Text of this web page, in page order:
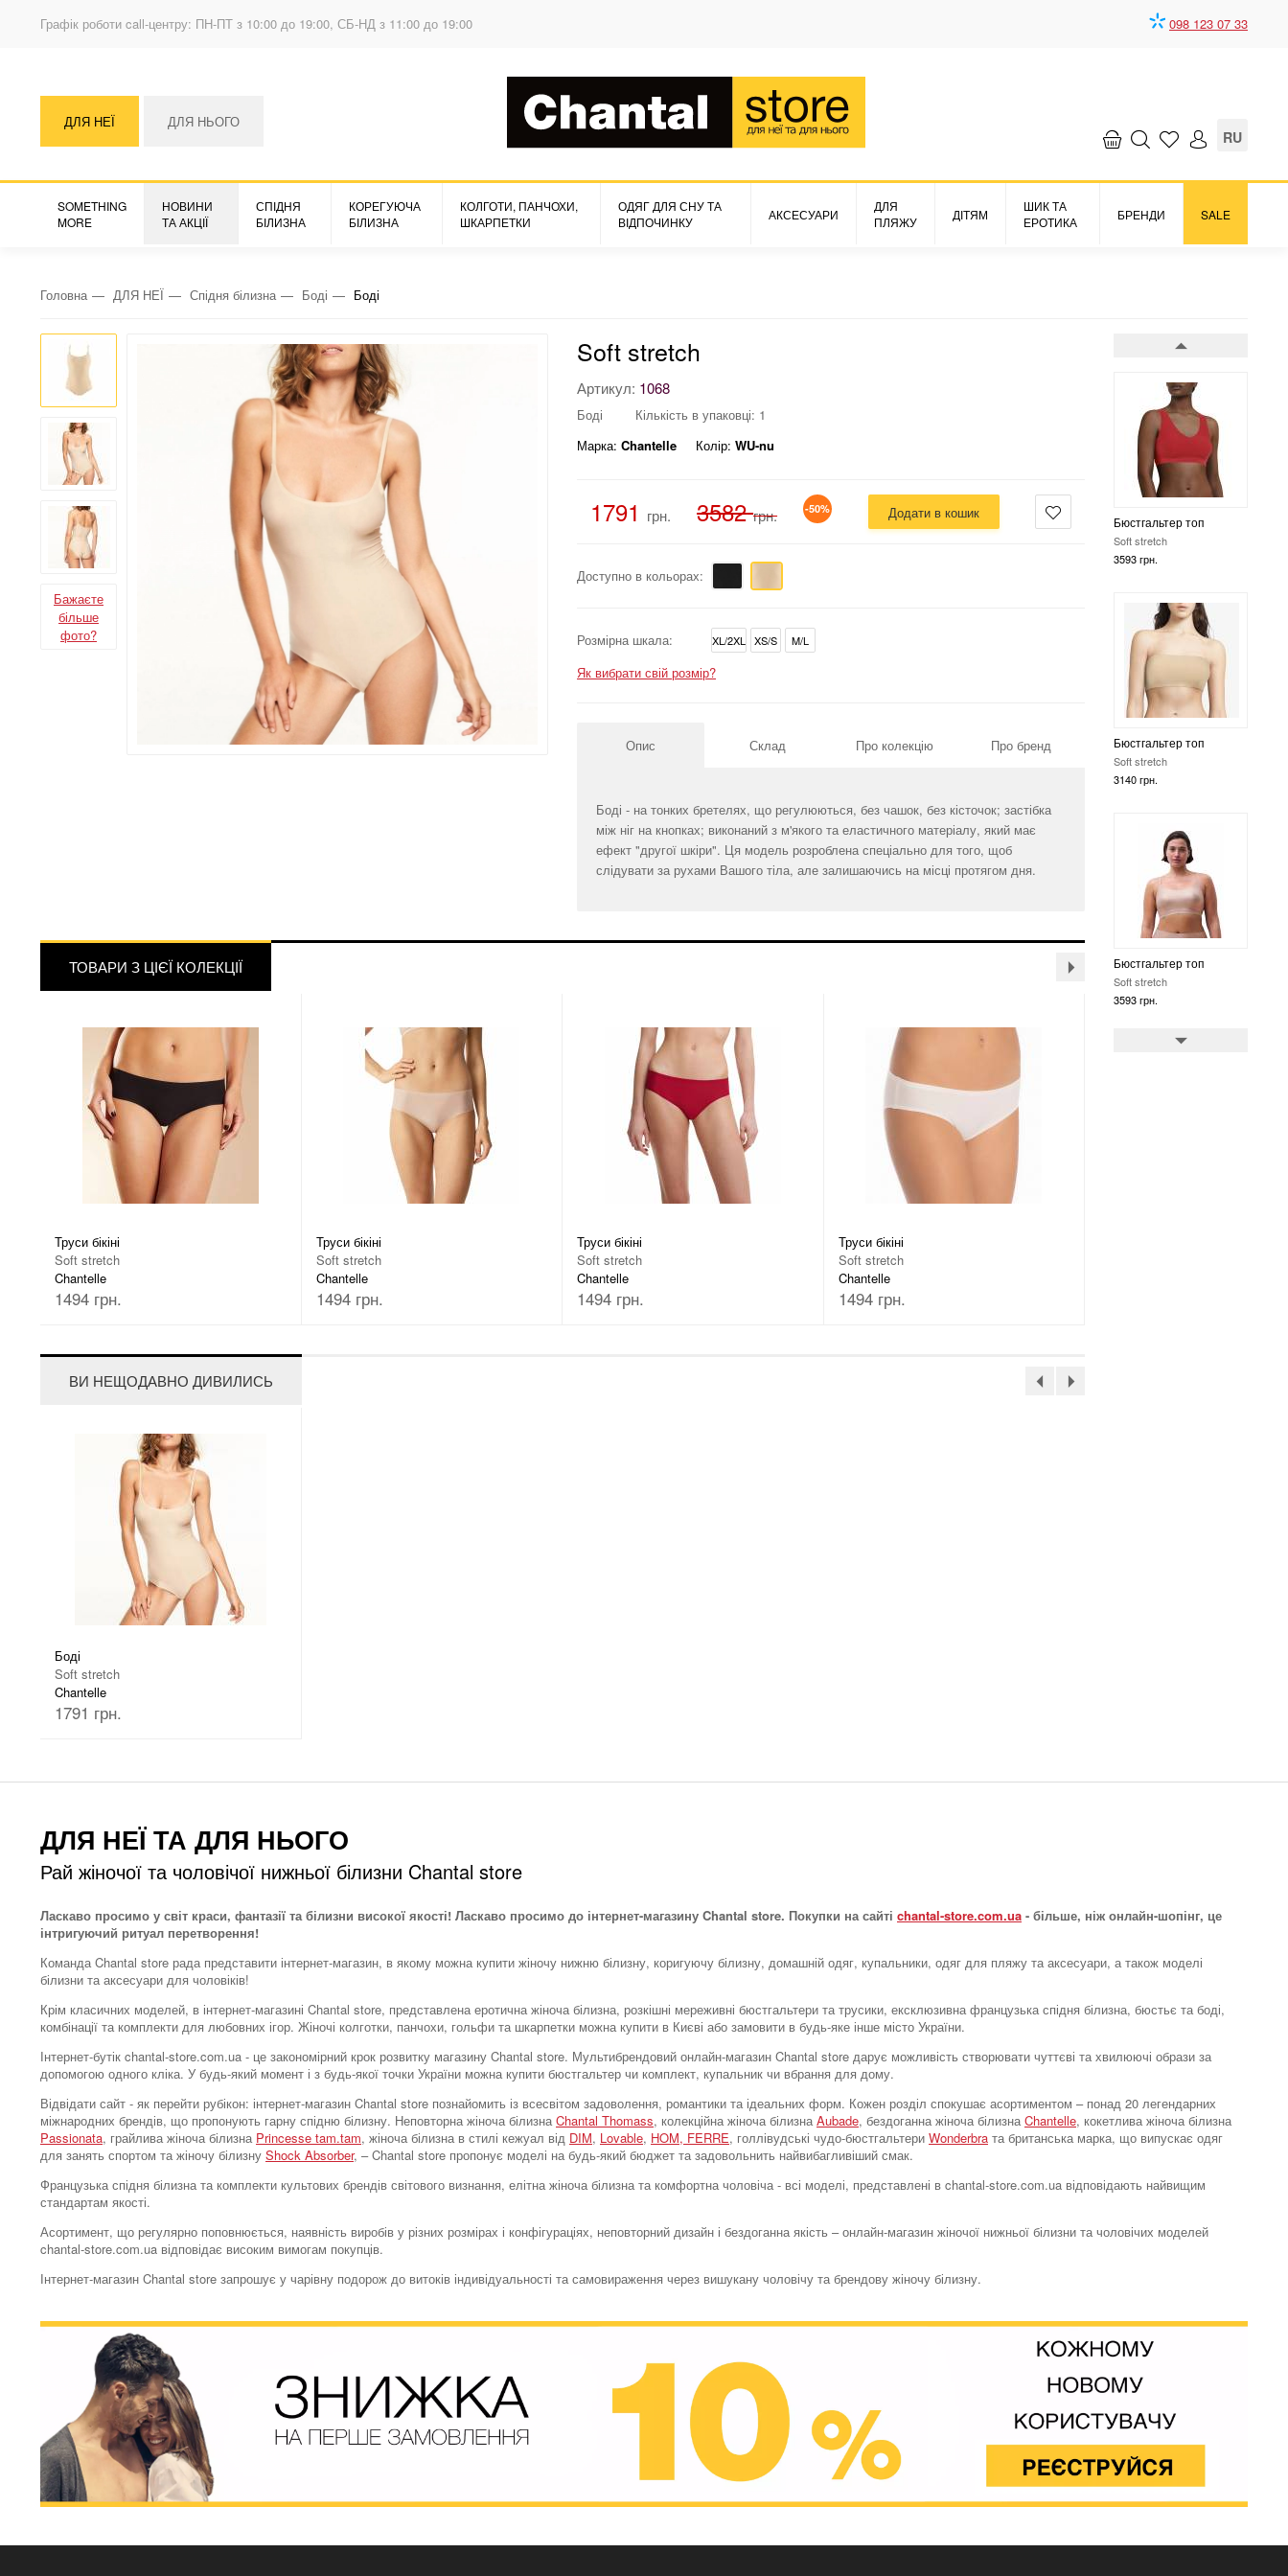
Графік роботи call-центру: ПН-ПТ з 10:00 до 19:00, СБ-НД з 11:00 до 19:00 098 123 07 33
ДЛЯ НЕЇ ДЛЯ НЬОГО
RU
SOMETHING
MORE
НОВИНИ
ТА АКЦІЇ
СПІДНЯ
БІЛИЗНА
КОРЕГУЮЧА
БІЛИЗНА
КОЛГОТИ, ПАНЧОХИ,
ШКАРПЕТКИ
ОДЯГ ДЛЯ СНУ ТА
ВІДПОЧИНКУ
АКСЕСУАРИ
ДЛЯ
ПЛЯЖУ
ДІТЯМ
ШИК ТА
ЕРОТИКА
БРЕНДИ SALE
Головна ДЛЯ НЕЇ Спідня білизна Боді Боді
Бюстгальтер топ
Soft stretch
3140 грн.
Бюстгальтер топ
Soft stretch
3593 грн.
Бюстгальтер топ
Soft stretch
3593 грн.
Бюстгальтер топ
3593 грн.
3593 грн.
Бюстгальтер топ
1078 грн.
Бажаєте
більше
фото?
Soft stretch
Артикул: 1068
Боді
Кількість в упаковці: 1
Марка: Chantelle Колір: WU-nu
1791 грн. 3582 грн. -50% Додати в кошик
Доступно в кольорах:
Розмірна шкала: XL/2XL XS/S M/L
Як вибрати свій розмір?
Опис Склад Про колекцію Про бренд
Боді - на тонких бретелях, що регулюються, без чашок, без кісточок; застібка
між ніг на кнопках; виконаний з м'якого та еластичного матеріалу, який має
ефект "другої шкіри". Ця модель розроблена спеціально для того, щоб
слідувати за рухами Вашого тіла, але залишаючись на місці протягом дня.
ТОВАРИ З ЦІЄЇ КОЛЕКЦІЇ
Труси бікіні
Soft stretch
Chantelle
1494 грн.
Труси бікіні
Soft stretch
Chantelle
1494 грн.
Труси бікіні
Soft stretch
Chantelle
1494 грн.
Труси бікіні
Soft stretch
Chantelle
1494 грн.
ВИ НЕЩОДАВНО ДИВИЛИСЬ
Боді
Soft stretch
Chantelle
1791 грн.
ДЛЯ НЕЇ ТА ДЛЯ НЬОГО
Рай жіночої та чоловічої нижньої білизни Chantal store
Ласкаво просимо у світ краси, фантазії та білизни високої якості! Ласкаво просимо до інтернет-магазину Chantal store. Покупки на сайті chantal-store.com.ua - більше, ніж онлайн-шопінг, це
інтригуючий ритуал перетворення!
Команда Chantal store рада представити інтернет-магазин, в якому можна купити жіночу нижню білизну, коригуючу білизну, домашній одяг, купальники, одяг для пляжу та аксесуари, а також моделі
білизни та аксесуари для чоловіків!
Крім класичних моделей, в інтернет-магазині Chantal store, представлена ​​еротична жіноча білизна, розкішні мереживні бюстгальтери та трусики, ексклюзивна французька спідня білизна, бюстьє та боді,
комбінації та комплекти для любовних ігор. Жіночі колготки, панчохи, гольфи та шкарпетки можна купити в Києві або замовити в будь-яке інше місто України.
Інтернет-бутік chantal-store.com.ua - це закономірний крок розвитку магазину Chantal store. Мультибрендовий онлайн-магазин Chantal store дарує можливість створювати чуттєві та хвилюючі образи за
допомогою одного кліка. У будь-який момент і з будь-якої точки України можна купити бюстгальтер чи комплект, купальник чи вбрання для дому.
Відвідати сайт - як перейти рубікон: інтернет-магазин Chantal store познайомить із всесвітом задоволення, романтики та ідеальних форм. Кожен розділ спокушає асортиментом – понад 20 легендарних
міжнародних брендів, що пропонують гарну спідню білизну. Неповторна жіноча білизнаChantal Thomass, колекційна жіноча білизнаAubade, бездоганна жіноча білизнаChantelle, кокетлива жіноча білизна
Passionata, грайлива жіноча білизна Princesse tam.tam, жіноча білизна в стилі кежуал від DIM, Lovable, HOM, FERRE, голлівудські чудо-бюстгальтери Wonderbra та британська марка, що випускає одяг
для занять спортом та жіночу білизну Shock Absorber, – Chantal store пропонує моделі на будь-який бюджет та задовольнить найвибагливіший смак.
Французька спідня білизна та комплекти культових брендів світового визнання, елітна жіноча білизна та комфортна чоловіча - всі моделі, представлені в chantal-store.com.ua відповідають найвищим
стандартам якості.
Асортимент, що регулярно поповнюється, наявність виробів у різних розмірах і конфігураціях, неповторний дизайн і бездоганна якість – онлайн-магазин жіночої нижньої білизни та чоловічих моделей
chantal-store.com.ua відповідає високим вимогам покупців.
Інтернет-магазин Chantal store запрошує у чарівну подорож до витоків індивідуальності та самовираження через вишукану чоловічу та брендову жіночу білизну.